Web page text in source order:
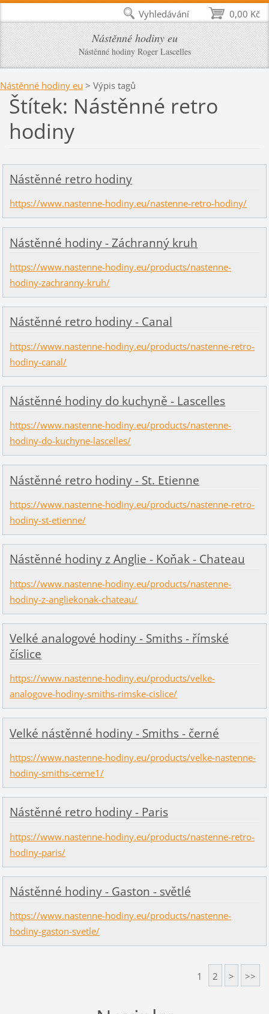
Nástěnné hodiny eu
Nástěnné hodiny Roger Lascelles
Nástěnné hodiny eu > Výpis tagů
Štítek: Nástěnné retro
hodiny
Nástěnné retro hodiny
https://www.nastenne-hodiny.eu/nastenne-retro-hodiny/
Nástěnné hodiny - Záchranný kruh
https://www.nastenne-hodiny.eu/products/nastenne-
hodiny-zachranny-kruh/
Nástěnné retro hodiny - Canal
https://www.nastenne-hodiny.eu/products/nastenne-retro-
hodiny-canal/
Nástěnné hodiny do kuchyně - Lascelles
https://www.nastenne-hodiny.eu/products/nastenne-
hodiny-do-kuchyne-lascelles/
Nástěnné retro hodiny - St. Etienne
https://www.nastenne-hodiny.eu/products/nastenne-retro-
hodiny-st-etienne/
Nástěnné hodiny z Anglie - Koňak - Chateau
https://www.nastenne-hodiny.eu/products/nastenne-
hodiny-z-angliekonak-chateau/
Velké analogové hodiny - Smiths - římské
číslice
https://www.nastenne-hodiny.eu/products/velke-
analogove-hodiny-smiths-rimske-cislice/
Velké nástěnné hodiny - Smiths - černé
https://www.nastenne-hodiny.eu/products/velke-nastenne-
hodiny-smiths-cerne1/
Nástěnné retro hodiny - Paris
https://www.nastenne-hodiny.eu/products/nastenne-retro-
hodiny-paris/
Nástěnné hodiny - Gaston - světlé
https://www.nastenne-hodiny.eu/products/nastenne-
hodiny-gaston-svetle/
1 2 > >>
0,00 Kč
Vyhledávání